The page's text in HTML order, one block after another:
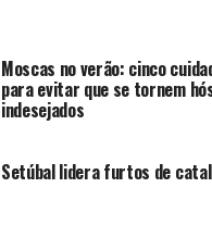
Moscas no verão: cinco
para evitar que se tornem
indesejados
Setúbal lidera furtos de